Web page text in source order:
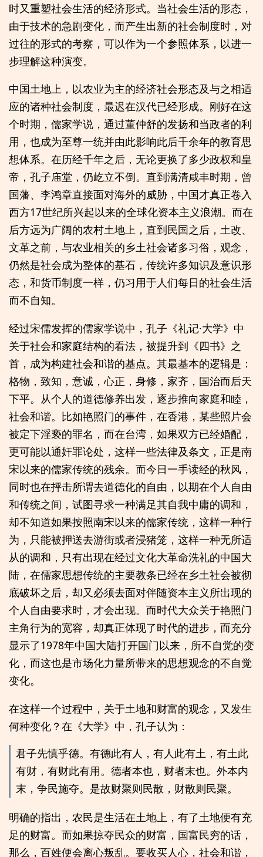
时又重塑社会生活的经济形式。当社会生活的形态，
由于技术的急剧变化，而产生出新的社会制度时，对
过往的形式的考察，可以作为一个参照体系，以进一
步理解这种演变。
中国土地上，以农业为主的经济社会形态及与之相适
应的诸种社会制度，最迟在汉代已经形成。刚好在这
个时期，儒家学说，通过董仲舒的发扬和当政者的利
用，也成为至尊一统并由此影响此后千余年的教育思
想体系。在历经千年之后，无论更换了多少政权和皇
帝，孔子庙堂，仍屹立不倒。直到满清咸丰时期，曾
国藩、李鸿章直接面对海外的威胁，中国才真正卷入
西方17世纪所兴起以来的全球化资本主义浪潮。而在
后方远为广阔的农村土地上，直到民国之后，土改、
文革之前，与农业相关的乡土社会诸多习俗，观念，
仍然是社会成为整体的基石，传统许多知识及意识形
态，和货币制度一样，仍习用于人们每日的社会生活
而不自知。
经过宋儒发挥的儒家学说中，孔子《礼记·大学》中
关于社会和家庭结构的看法，被提升到《四书》之
首，成为构建社会和谐的基点。其最基本的逻辑是：
格物，致知，意诚，心正，身修，家齐，国治而后天
下平。从个人的道德修养出发，逐步推向家庭和睦，
社会和谐。比如艳照门的事件，在香港，某些照片会
被定下淫亵的罪名，而在台湾，如果双方已经婚配，
更可能以通奸罪论处，这样一些法律及条文，正是南
宋以来的儒家传统的残余。而今日一手读经的秋风，
同时也在抨击所谓去道德化的自由，以期在个人自由
和传统之间，试图寻求一种满足其自我中庸的调和，
却不知道如果按照南宋以来的儒家传统，这样一种行
为，只能被押送去游街或者浸猪笼，这样一种无所适
从的调和，只有出现在经过文化大革命洗礼的中国大
陆，在儒家思想传统的主要教条已经在乡土社会被彻
底破坏之后，却又必须去面对伴随资本主义所出现的
个人自由要求时，才会出现。而时代大众关于艳照门
主角行为的宽容，却真正体现了时代的进步，而充分
显示了1978年中国大陆打开国门以来，所不自觉的变
化，而这也是市场化力量所带来的思想观念的不自觉
变化。
在这样一个过程中，关于土地和财富的观念，又发生
何种变化？在《大学》中，孔子认为：
君子先慎乎德。有德此有人，有人此有土，有土此
有财，有财此有用。德者本也，财者末也。外本内
末，争民施夺。是故财聚则民散，财散则民聚。
明确的指出，农民是生活在土地上，有了土地便有充
足的财富。而如果掠夺民众的财富，国富民穷的话，
那么，百姓便会离心叛乱。要收买人心，社会和谐，